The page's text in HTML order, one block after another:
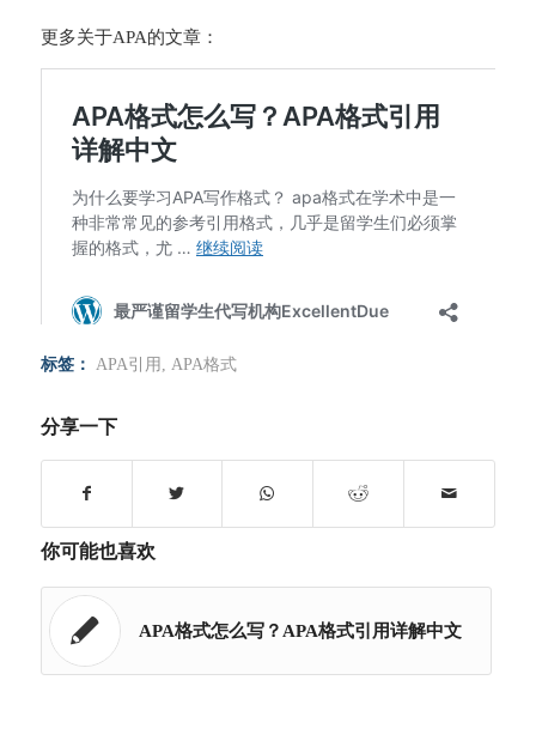
更多关于APA的文章：
标签： APA引用 APA格式
分享一下
你可能也喜欢
APA格式怎么写？APA格式引用详解中文